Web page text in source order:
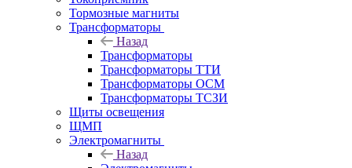
Тормозные магниты
Трансформаторы
Назад
Трансформаторы
Трансформаторы ТТИ
Трансформаторы ОСМ
Трансформаторы ТСЗИ
Щиты освещения
ЩМП
Электромагниты
Назад